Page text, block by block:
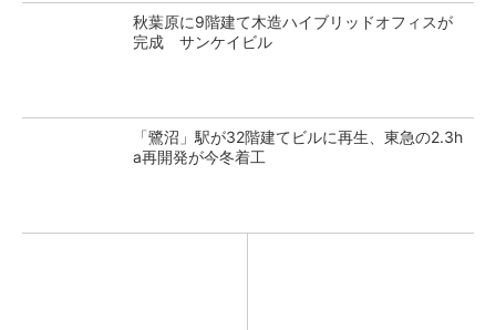
秋葉原に9階建て木造ハイブリッドオフィスが
完成 サンケイビル
「鷺沼」駅が32階建てビルに再生、東急の2.3h
a再開発が今冬着工